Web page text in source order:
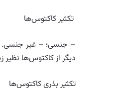
تکثیر کاکتوس‌ها
– جنسی؛ – غیر جنسی.
دیگر از کاکتوس‌ها نظیر
تکثیر بذری کاکتوس‌ها